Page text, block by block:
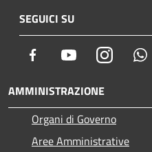
SEGUICI SU
Facebook YoutubeInstagram
AMMINISTRAZIONE
Organi di Governo
Aree Amministrative